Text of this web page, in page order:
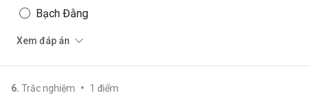
Bạch Đằng
Xem đáp án
6. Trắc nghiệm • 1 điểm